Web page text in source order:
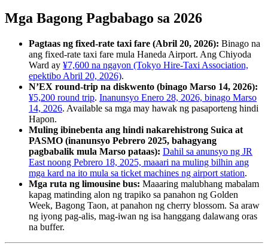
Mga Bagong Pagbabago sa 2026
Pagtaas ng fixed-rate taxi fare (Abril 20, 2026): Binago na
ang fixed-rate taxi fare mula Haneda Airport. Ang Chiyoda
Ward ay ¥7,600 na ngayon (Tokyo Hire-Taxi Association,
epektibo Abril 20, 2026).
N’EX round-trip na diskwento (binago Marso 14, 2026):
¥5,200 round trip. Inanunsyo Enero 28, 2026, binago Marso
14, 2026. Available sa mga may hawak ng pasaporteng hindi
Hapon.
Muling ibinebenta ang hindi nakarehistrong Suica at
PASMO (inanunsyo Pebrero 2025, bahagyang
pagbabalik mula Marso pataas): Dahil sa anunsyo ng JR
East noong Pebrero 18, 2025, maaari na muling bilhin ang
mga kard na ito mula sa ticket machines ng airport station.
Mga ruta ng limousine bus: Maaaring malubhang mabalam
kapag matinding alon ng trapiko sa panahon ng Golden
Week, Bagong Taon, at panahon ng cherry blossom. Sa araw
ng iyong pag-alis, mag-iwan ng isa hanggang dalawang oras
na buffer.